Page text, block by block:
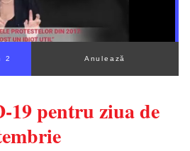
1 Anulează
pentru ziua de